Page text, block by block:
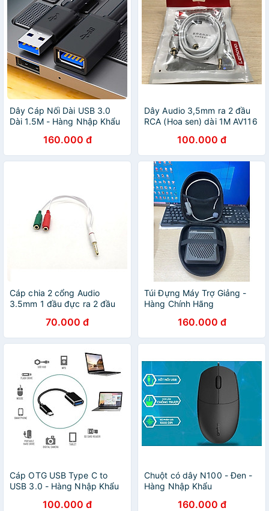
Dây Cáp Nối Dài USB 3.0
Dài 1.5M - Hàng Nhập Khẩu
160.000 đ
Dây Audio 3,5mm ra 2 đầu
RCA (Hoa sen) dài 1M AV116
100.000 đ
Cáp chia 2 cổng Audio
3.5mm 1 đầu đực ra 2 đầu
chia Jack 3,5mm dương ra 2
đầu âm 3,5mm Cáp âm
thanh 3.5Mm Màu dài
Av141-30618 – Hàng Nhập
70.000 đ
Túi Đựng Máy Trợ Giảng -
Hàng Chính Hãng
160.000 đ
Cáp OTG USB Type C to
USB 3.0 - Hàng Nhập Khẩu
100.000 đ
Chuột có dây N100 - Đen -
Hàng Nhập Khẩu
160.000 đ